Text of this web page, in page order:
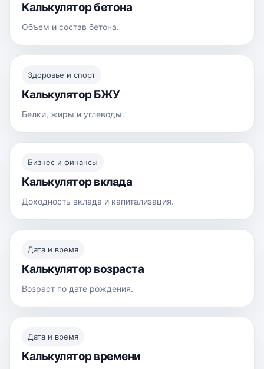
Калькулятор бетона
Объем и состав бетона.
Здоровье и спорт
Калькулятор БЖУ
Белки, жиры и углеводы.
Бизнес и финансы
Калькулятор вклада
Доходность вклада и капитализация.
Дата и время
Калькулятор возраста
Возраст по дате рождения.
Дата и время
Калькулятор времени